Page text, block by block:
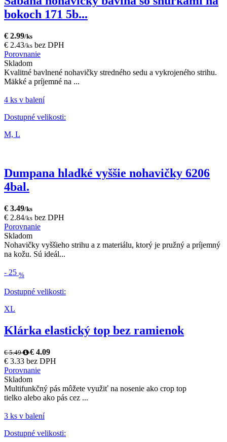
bokoch 171 5b...
€ 2.99/ks
€ 2.43/ks bez DPH
Porovnanie
Skladom
Kvalitné bavlnené nohavičky stredného sedu a vykrojeného strihu.
Mäkké a príjemné na ...
4 ks v balení
Dostupné velikosti:
M, L
Dumpana hladké vyššie nohavičky 6206
4bal.
€ 3.49/ks
€ 2.84/ks bez DPH
Porovnanie
Skladom
Nohavičky vyššieho strihu a z materiálu, ktorý je pružný a príjemný
na kožu. Sú ideál...
- 25 %
Dostupné velikosti:
XL
Klárka elastický top bez ramienok
€ 5.49
€ 4.09
€ 3.33 bez DPH
Porovnanie
Skladom
Multifunkčný pás môžete využiť na nosenie ako crop top
tielko alebo ako pás cez ...
3 ks v balení
Dostupné velikosti: